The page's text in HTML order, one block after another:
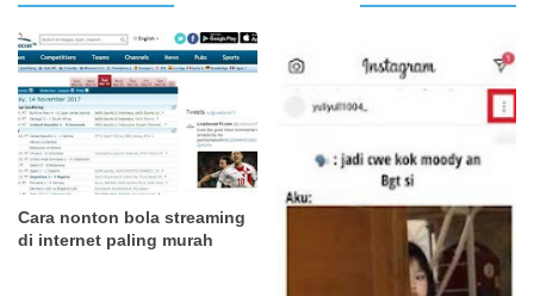
Cara nonton bola streaming
di internet paling murah